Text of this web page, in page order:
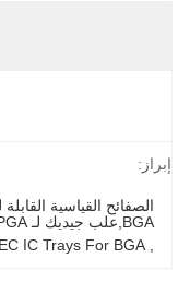
إبراز:
BGA,علب جيديك لـ PGA
IC Trays For BGA